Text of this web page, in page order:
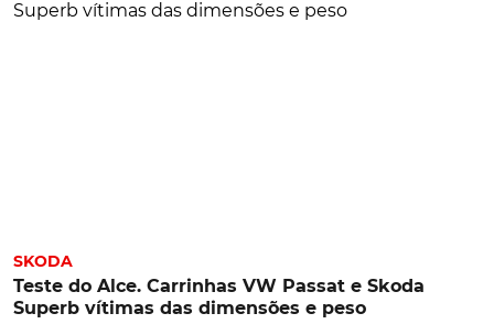
SKODA
Teste do Alce. Carrinhas VW Passat e Skoda
Superb vítimas das dimensões e peso